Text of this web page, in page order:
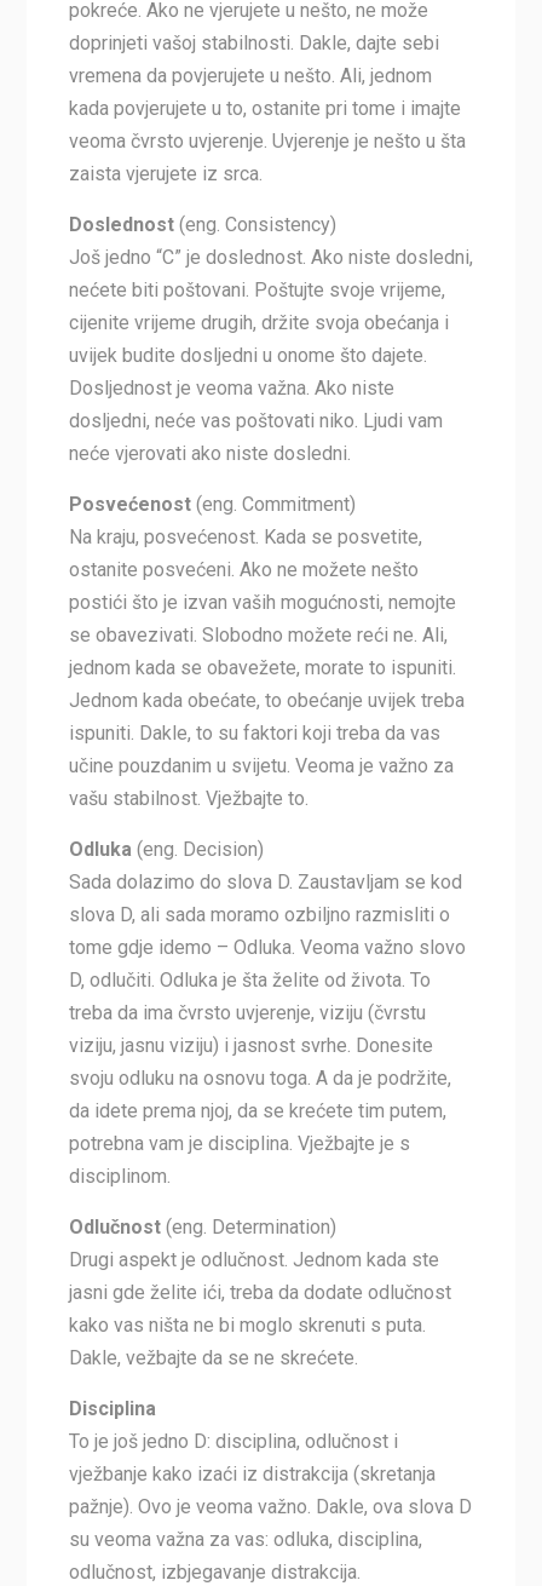
pokreće. Ako ne vjerujete u nešto, ne može
doprinjeti vašoj stabilnosti. Dakle, dajte sebi
vremena da povjerujete u nešto. Ali, jednom
kada povjerujete u to, ostanite pri tome i imajte
veoma čvrsto uvjerenje. Uvjerenje je nešto u šta
zaista vjerujete iz srca.
Doslednost(eng. Consistency)
Još jedno “C” je doslednost. Ako niste dosledni,
nećete biti poštovani. Poštujte svoje vrijeme,
cijenite vrijeme drugih, držite svoja obećanja i
uvijek budite dosljedni u onome što dajete.
Dosljednost je veoma važna. Ako niste
dosljedni, neće vas poštovati niko. Ljudi vam
neće vjerovati ako niste dosledni.
Posvećenost(eng. Commitment)
Na kraju, posvećenost. Kada se posvetite,
ostanite posvećeni. Ako ne možete nešto
postići što je izvan vaših mogućnosti, nemojte
se obavezivati. Slobodno možete reći ne. Ali,
jednom kada se obavežete, morate to ispuniti.
Jednom kada obećate, to obećanje uvijek treba
ispuniti. Dakle, to su faktori koji treba da vas
učine pouzdanim u svijetu. Veoma je važno za
vašu stabilnost. Vježbajte to.
Odluka (eng. Decision)
Sada dolazimo do slova D. Zaustavljam se kod
slova D, ali sada moramo ozbiljno razmisliti o
tome gdje idemo – Odluka. Veoma važno slovo
D, odlučiti. Odluka je šta želite od života. To
treba da ima čvrsto uvjerenje, viziju (čvrstu
viziju, jasnu viziju) i jasnost svrhe. Donesite
svoju odluku na osnovu toga. A da je podržite,
da idete prema njoj, da se krećete tim putem,
potrebna vam je disciplina. Vježbajte je s
disciplinom.
Odlučnost(eng. Determination)
Drugi aspekt je odlučnost. Jednom kada ste
jasni gde želite ići, treba da dodate odlučnost
kako vas ništa ne bi moglo skrenuti s puta.
Dakle, vežbajte da se ne skrećete.
Disciplina
To je još jedno D: disciplina, odlučnost i
vježbanje kako izaći iz distrakcija (skretanja
pažnje). Ovo je veoma važno. Dakle, ova slova D
su veoma važna za vas: odluka, disciplina,
odlučnost, izbjegavanje distrakcija.